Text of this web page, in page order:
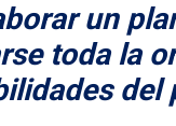
un
toda la
del